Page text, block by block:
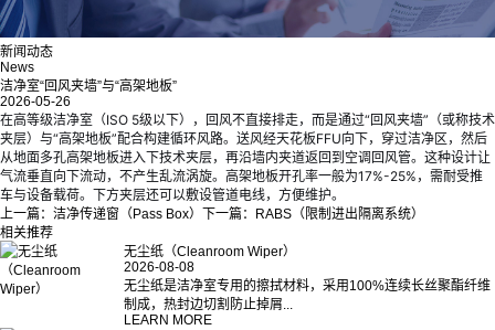
新闻动态
News
​洁净室“回风夹墙”与“高架地板”
2026-05-26
在高等级洁净室（ISO 5级以下），回风不直接排走，而是通过“回风夹墙”（或称技术
夹层）与“高架地板”配合构建循环风路。送风经天花板FFU向下，穿过洁净区，然后
从地面多孔高架地板进入下技术夹层，再沿墙内夹道返回到空调回风管。这种设计让
气流垂直向下流动，不产生乱流涡旋。高架地板开孔率一般为17%-25%，需耐受推
车与设备载荷。下方夹层还可以敷设管道电线，方便维护。
上一篇： 洁净传递窗（Pass Box） 下一篇：
RABS（限制进出隔离系统）
相关推荐
无尘纸（Cleanroom Wiper）
2026-08-08
无尘纸是洁净室专用的擦拭材料，采用100%连续长丝聚酯纤维
制成，热封边切割防止掉屑...
LEARN MORE